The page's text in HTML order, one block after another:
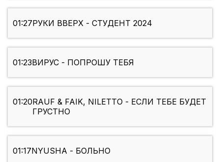
01:27РУКИ ВВЕРХ - СТУДЕНТ 2024
01:23ВИРУС - ПОПРОШУ ТЕБЯ
01:20RAUF & FAIK, NILETTO - ЕСЛИ ТЕБЕ БУДЕТ
ГРУСТНО
01:17NYUSHA - БОЛЬНО